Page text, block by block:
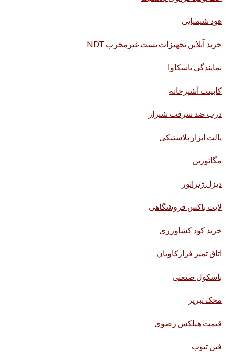
هود شیمیایی
خرید آنلاین تجهیزات تست غیرمخرب NDT
نمایندگی یاسکاوا
کابینت آشپزخانه
درب ضد سرقت شیراز
پالت ابزار پلاستیکی
مگاتوزین
دیزل ژنراتور
لایت باکس فروشگاهی
خرید کود کشاورزی
اتاق تمیز فرازکاویان
باسکول صنعتی
محک تبریز
قیمت هبلکس رضوی
فین تیوب